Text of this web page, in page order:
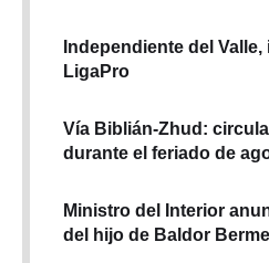
Independiente del
LigaPro
Vía Biblián-Zhud:
durante el feriado de
Ministro del Interior
del hijo de Baldor